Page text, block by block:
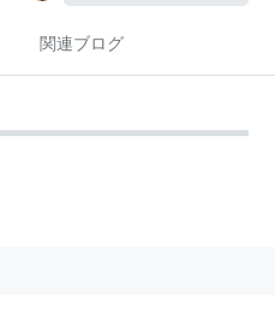
関連ブログ